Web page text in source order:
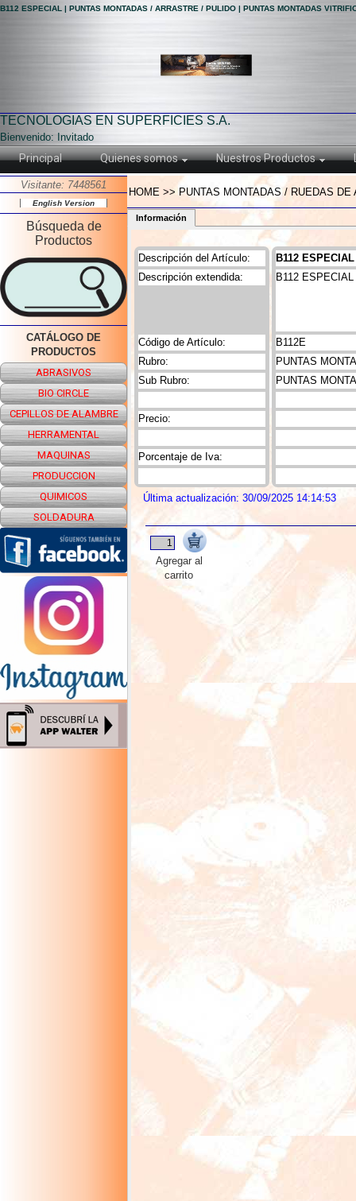
B112 ESPECIAL | PUNTAS MONTADAS / ARRASTRE / PULIDO | PUNTAS MONTADAS
TECNOLOGIAS EN SUPERFICIES S.A.
Bienvenido: Invitado
Principal Quienes somos Nuestros Productos
Visitante: 7448561
English Version
Búsqueda de
Productos
CATÁLOGO DE
PRODUCTOS
ABRASIVOS
BIO CIRCLE
CEPILLOS DE ALAMBRE
HERRAMENTAL
MAQUINAS
PRODUCCION
QUIMICOS
SOLDADURA
HOME >> PUNTAS MONTADAS / RUEDAS
Información
Descripción del Artículo:
Código de Artículo:
Rubro:
Sub Rubro:
Precio:
Descripción extendida:
Porcentaje de Iva:
B112 ESPECIAL
B112E
PUNTAS
PUNTAS
B112 ESPECIAL
Última actualización: 30/09/2025 14:14:53
Agregar al
carrito